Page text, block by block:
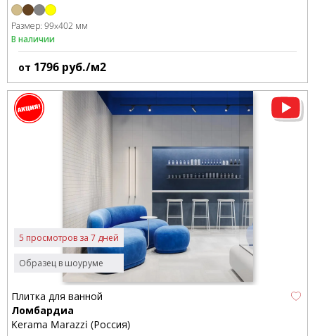
Размер: 99x402 мм
В наличии
от 1796 руб./м2
Образец в шоуруме
5 просмотров за 7 дней
Плитка для ванной
Ломбардиа
Kerama Marazzi (Россия)